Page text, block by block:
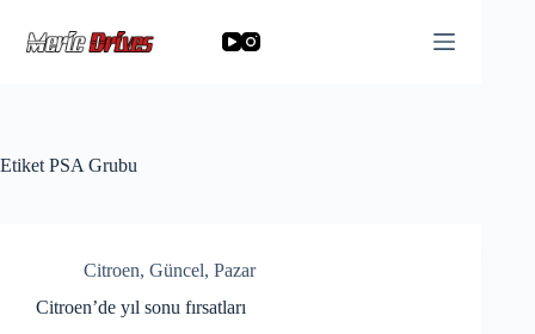
content
Etiket PSA Grubu
Citroen, Güncel, Pazar
Citroen’de yıl sonu fırsatları